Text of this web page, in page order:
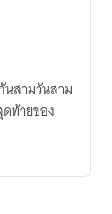
นสามวันสาม
ท้ายของ